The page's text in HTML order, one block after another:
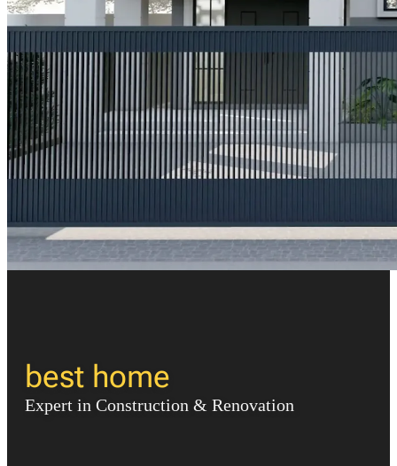
best home
Expert in Construction & Renovation